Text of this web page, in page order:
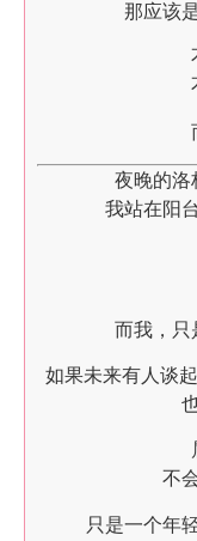
那应该
夜晚的洛
我站在阳
而我，只
如果未来有人谈起
不
只是一个年